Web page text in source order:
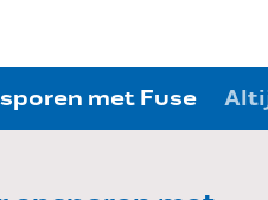
met Fuse